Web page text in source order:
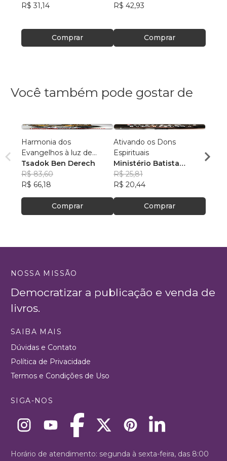
R$ 31,14
Comprar
R$ 42,93
Comprar
Você também pode gostar de
Harmonia dos
Evangelhos à luz de
manuscritos aramaicos e
da cultura judaica
Tsadok Ben Derech
R$ 83,60
R$ 66,18
Comprar
Ativando os Dons
Espirituais
Ministério Batista
Ebenézer
R$ 25,81
R$ 20,44
Comprar
Luiz
R$
NOSSA MISSÃO
Democratizar a publicação e venda de
livros.
SAIBA MAIS
Dúvidas e Contato
Política de Privacidade
Termos e Condições de Uso
SIGA-NOS
Horário de atendimento: segunda à sexta-feira, das 8:00